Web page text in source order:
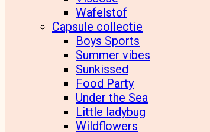
Wafelstof
Capsule collectie
Boys Sports
Summer vibes
Sunkissed
Food Party
Under the Sea
Little ladybug
Wildflowers